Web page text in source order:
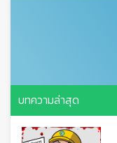
บทความล่าสุด